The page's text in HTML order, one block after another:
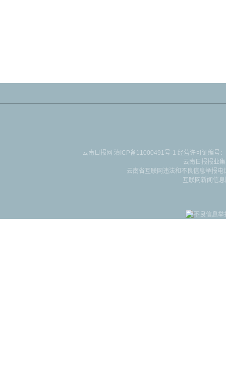
云南日报网 滇ICP备11000491号-1 经营许可证编号
云南日报报业
云南省互联网违法和不良信息举报
互联网新闻信